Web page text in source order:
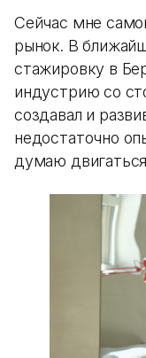
Сейчас мне
рынок. В
стажировку в
индустрию со
создавал и
недостаточно
думаю